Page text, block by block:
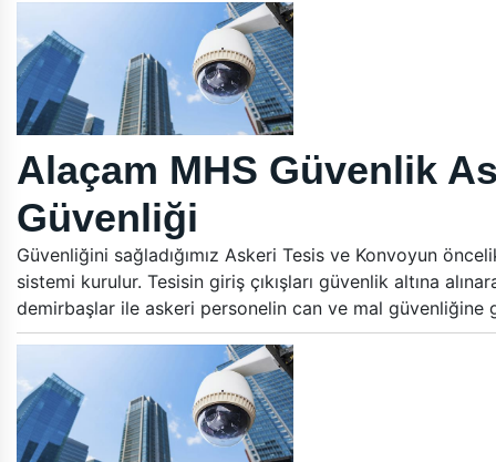
Alaçam MHS Güvenlik
Güvenliği
Güvenliğini sağladığımız Askeri Tesis ve Konvoyun
sistemi kurulur. Tesisin giriş çıkışları güvenlik altına
demirbaşlar ile askeri personelin can ve mal